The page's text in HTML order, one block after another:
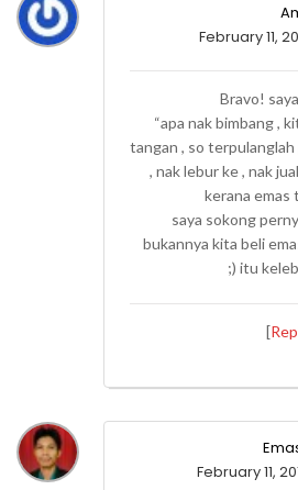
February 11,
Bravo!
“apa nak bimbang ,
tangan , so
, nak lebur ke , nak
kerana emas
saya sokong
bukannya kita beli
;) itu
[
February 11,